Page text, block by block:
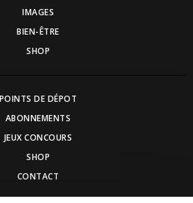
IMAGES
BIEN-ÊTRE
SHOP
POINTS DE DÉPOT
ABONNEMENTS
JEUX CONCOURS
SHOP
CONTACT